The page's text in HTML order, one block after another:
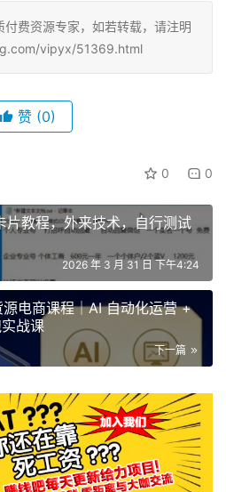
费资源专家，如若转载，请注明
vipyx/51369.html
赞 (0)
0 0
片教程，外来技术，自行测试
2026 年 3 月 31 日 下午4:24
电商课程｜AI 自动化运营 +
战课
下一篇